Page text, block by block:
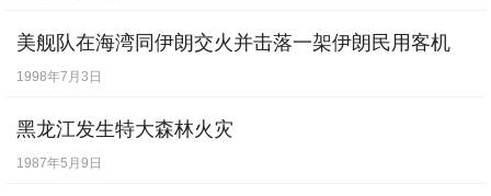
美舰队在海湾同伊朗交火并击落一架伊朗民用客机
1998年7月3日
黑龙江发生特大森林火灾
1987年5月9日